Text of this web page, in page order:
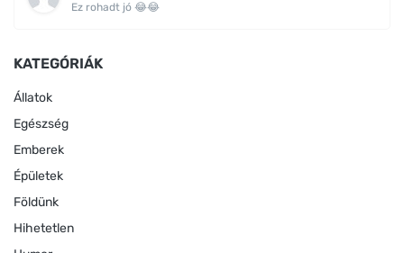
Ez rohadt jó 😂😂
KATEGÓRIÁK
Állatok
Egészség
Emberek
Épületek
Földünk
Hihetetlen